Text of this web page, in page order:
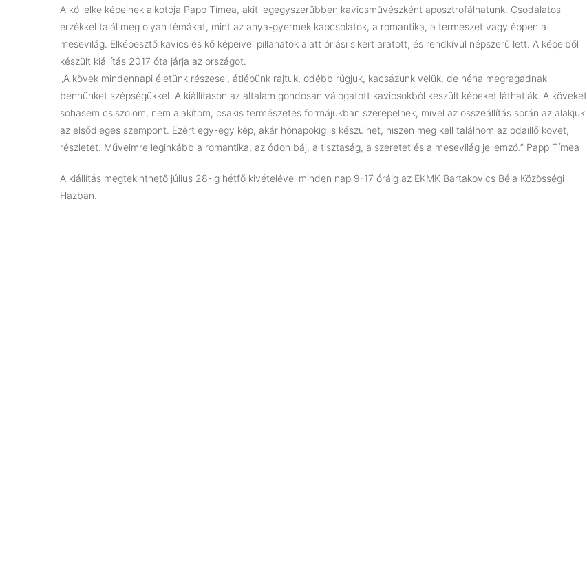
A kő lelke képeinek alkotója Papp Tímea, akit legegyszerűbben kavicsművészként aposztrofálhatunk. Csodálatos
érzékkel talál meg olyan témákat, mint az anya-gyermek kapcsolatok, a romantika, a természet vagy éppen a
mesevilág. Elképesztő kavics és kő képeivel pillanatok alatt óriási sikert aratott, és rendkívül népszerű lett. A képeiből
készült kiállítás 2017 óta járja az országot.
„A kövek mindennapi életünk részesei, átlépünk rajtuk, odébb rúgjuk, kacsázunk velük, de néha megragadnak
bennünket szépségükkel. A kiállításon az általam gondosan válogatott kavicsokból készült képeket láthatják. A köveket
sohasem csiszolom, nem alakítom, csakis természetes formájukban szerepelnek, mivel az összeállítás során az alakjuk
az elsődleges szempont. Ezért egy-egy kép, akár hónapokig is készülhet, hiszen meg kell találnom az odaillő követ,
részletet. Műveimre leginkább a romantika, az ódon báj, a tisztaság, a szeretet és a mesevilág jellemző.” Papp Tímea
A kiállítás megtekinthető július 28-ig hétfő kivételével minden nap 9-17 óráig az EKMK Bartakovics Béla Közösségi
Házban.